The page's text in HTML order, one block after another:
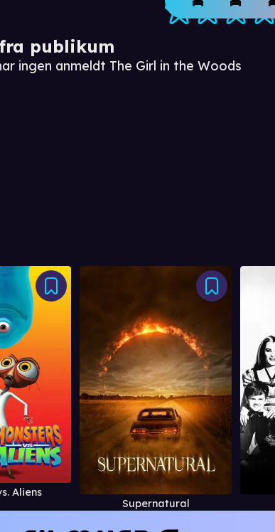
publikum
ingen anmeldt The Girl in the Woods
Aliens
Supernatural